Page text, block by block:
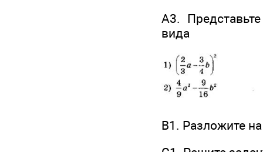
А3.
вида
В1. Разложите